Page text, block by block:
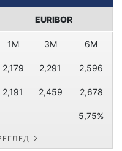
EURIBOR
1M 3M 6M
2,179 2,291 2,596
2,191 2,459 2,678
5,75%